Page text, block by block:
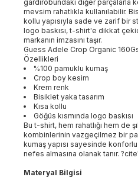
gardırobundaki diğer parçalarla
mevsim rahatlıkla kullanılabilir.
kollu yapısıyla sade ve zarif bir
logo baskısı, t-shirt'e dikkat
markanın imzasını taşır.
Guess Adele Crop Organic
Özellikleri
%100 pamuklu kumaş
Crop boy kesim
Krem renk
Bisiklet yaka tasarım
Kısa kollu
Göğüs kısmında logo baskısı
Bu t-shirt, hem rahatlığı hem de
kombinlerinin vazgeçilmez bir
kumaş yapısı sayesinde
nefes almasına olanak tanır.
Materyal Bilgisi